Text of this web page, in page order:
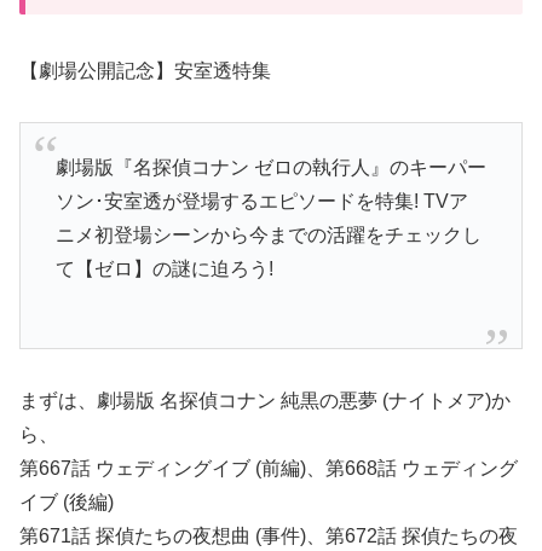
【劇場公開記念】安室透特集
劇場版『名探偵コナン ゼロの執行人』のキーパー
ソン･安室透が登場するエピソードを特集! TVア
ニメ初登場シーンから今までの活躍をチェックし
て【ゼロ】の謎に迫ろう!
まずは、劇場版 名探偵コナン 純黒の悪夢 (ナイトメア)か
ら、
第667話 ウェディングイブ (前編)、第668話 ウェディング
イブ (後編)
第671話 探偵たちの夜想曲 (事件)、第672話 探偵たちの夜